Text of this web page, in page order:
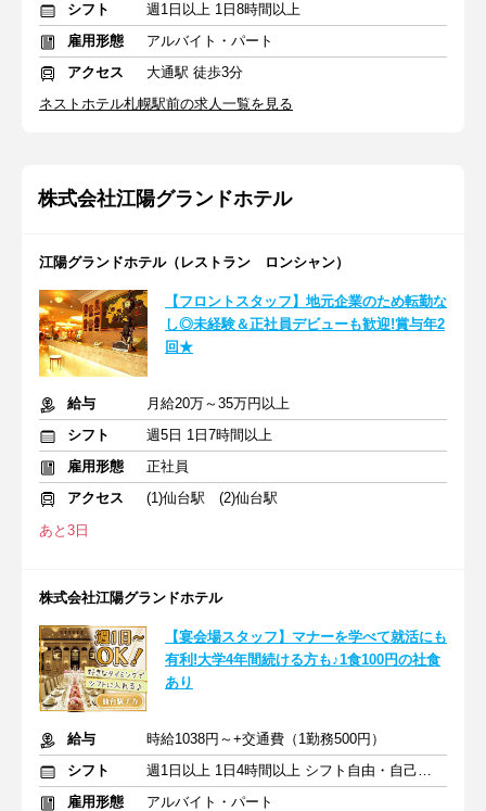
シフト
週1日以上 1日8時間以上
雇用形態
アルバイト・パート
アクセス
大通駅 徒歩3分
ネストホテル札幌駅前の求人一覧を見る
株式会社江陽グランドホテル
江陽グランドホテル（レストラン ロンシャン）
【フロントスタッフ】地元企業のため転勤な
し◎未経験＆正社員デビューも歓迎!賞与年2
回★
給与
月給20万～35万円以上
シフト
週5日 1日7時間以上
雇用形態
正社員
アクセス
(1)仙台駅 (2)仙台駅
あと3日
株式会社江陽グランドホテル
【宴会場スタッフ】マナーを学べて就活にも
有利!大学4年間続ける方も♪1食100円の社食
あり
給与
時給1038円～+交通費（1勤務500円）
シフト
週1日以上 1日4時間以上 シフト自由・自己申告
雇用形態
アルバイト・パート